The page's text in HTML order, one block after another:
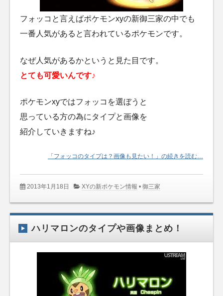
フォッコと言えばポケモンxyの新御三家の中でも
一番人気があると言われているポケモンです。
なぜ人気があるかというと見た目です。
とても可愛いんです♪
ポケモンxyではフォッコを選ぼうと
思っている方の為にタイプと画像を
紹介していきますね♪
「フォッコのタイプは？画像も見たい！」の続きを読む…
2013年1月18日 XYの新ポケモン情報 •御三家
ハリマロンのタイプや画像まとめ！